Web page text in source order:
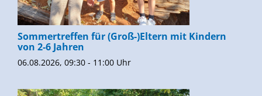
Sommertreffen für (Groß-)Eltern mit Kindern
von 2-6 Jahren
06.08.2026, 09:30 - 11:00 Uhr